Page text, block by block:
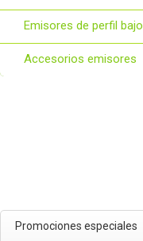
Emisores de perfil bajo
Accesorios emisores
Promociones especiales